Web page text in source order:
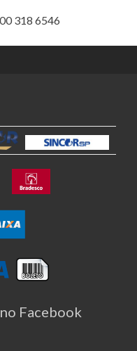
318 6546
Facebook